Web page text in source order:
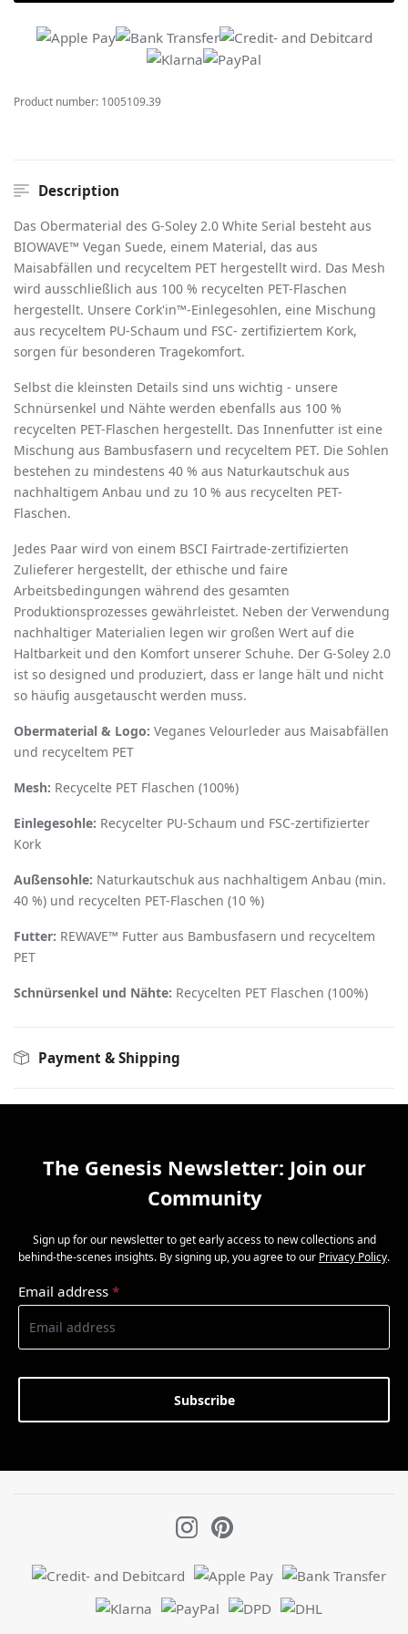
Product number: 1005109.39
Description
Das Obermaterial des G-Soley 2.0 White Serial besteht aus
BIOWAVE™ Vegan Suede, einem Material, das aus
Maisabfällen und recyceltem PET hergestellt wird. Das Mesh
wird ausschließlich aus 100 % recycelten PET-Flaschen
hergestellt. Unsere Cork'in™-Einlegesohlen, eine Mischung
aus recyceltem PU-Schaum und FSC- zertifiziertem Kork,
sorgen für besonderen Tragekomfort.
Selbst die kleinsten Details sind uns wichtig - unsere
Schnürsenkel und Nähte werden ebenfalls aus 100 %
recycelten PET-Flaschen hergestellt. Das Innenfutter ist eine
Mischung aus Bambusfasern und recyceltem PET. Die Sohlen
bestehen zu mindestens 40 % aus Naturkautschuk aus
nachhaltigem Anbau und zu 10 % aus recycelten PET-
Flaschen.
Jedes Paar wird von einem BSCI Fairtrade-zertifizierten
Zulieferer hergestellt, der ethische und faire
Arbeitsbedingungen während des gesamten
Produktionsprozesses gewährleistet. Neben der Verwendung
nachhaltiger Materialien legen wir großen Wert auf die
Haltbarkeit und den Komfort unserer Schuhe. Der G-Soley 2.0
ist so designed und produziert, dass er lange hält und nicht
so häufig ausgetauscht werden muss.
Obermaterial & Logo: Veganes Velourleder aus Maisabfällen
und recyceltem PET
Mesh: Recycelte PET ­Flaschen (100%)
Einlegesohle: Recycelter PU­-Schaum und FSC-­zertifizierter
Kork
Außensohle: Naturkautschuk aus nachhaltigem Anbau (min.
40 %) und recycelten PET­-Flaschen (10 %)
Futter: REWAVE™ Futter aus Bambusfasern und recyceltem
PET
Schnürsenkel und Nähte: Recycelten PET­ Flaschen (100%)
Payment & Shipping
The Genesis Newsletter: Join our
Community
Sign up for our newsletter to get early access to new collections and
behind-the-scenes insights. By signing up, you agree to our Privacy Policy.
Email address *
Subscribe